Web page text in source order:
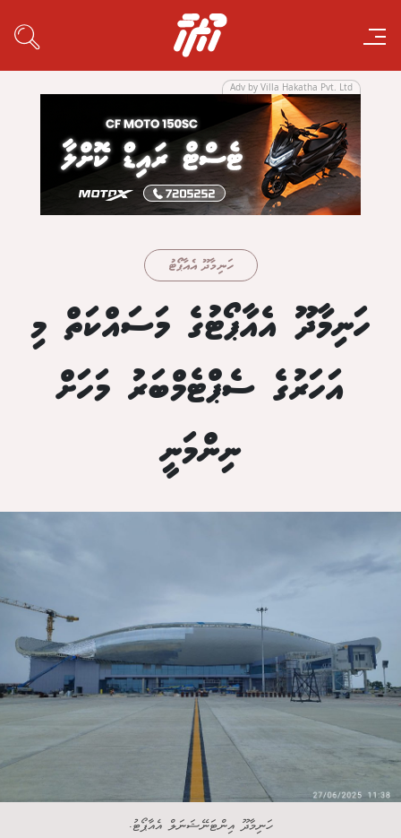
Adv by Villa Hakatha Pvt. Ltd
ހަނިމާދޫ އެއާޕޯޓު
ހަނިމާދޫ އެއާޕޯޓުގެ މަސައްކަތް މި
އަހަރުގެ ސެޕްޓެމްބަރު މަހަށް
ނިންމަނީ
ހަނިމާދޫ އިންޓަނޭޝަނަލް އެއާޕޯޓު.